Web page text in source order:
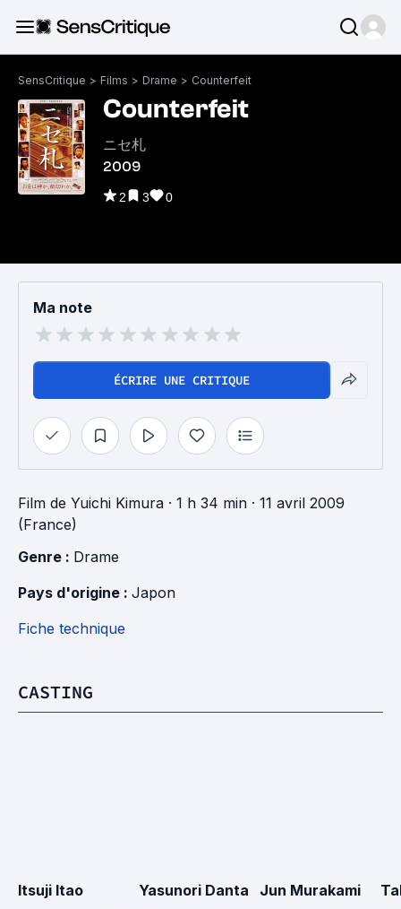
SensCritique > Films > Drame > Counterfeit
Counterfeit
ニセ札
2009
2 3 0
Ma note
ÉCRIRE UNE CRITIQUE
Film de Yuichi Kimura · 1 h 34 min · 11 avril 2009
(France)
Genre : Drame
Pays d'origine : Japon
Fiche technique
CASTING
Itsuji Itao Yasunori Danta Jun Murakami